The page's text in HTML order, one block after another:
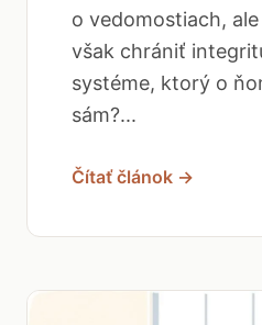
o vedomostiach,
však chrániť
systéme, ktorý o
sám?...
Čítať článok →